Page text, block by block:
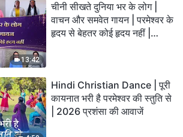
13:42
चीनी सीखते दुनिया भर के लोग |
वाचन और समवेत गायन | परमेश्वर के
हृदय से बेहतर कोई हृदय नहीं |
Hindi Christian Dance | पूरी
कायनात भरी है परमेश्वर की स्तुति से
| 2026 प्रशंसा की आवाजें